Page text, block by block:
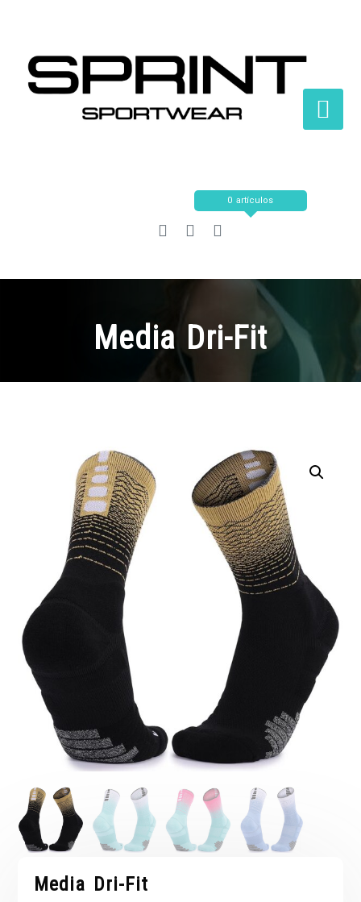
0 artículos
Media Dri-Fit
Media Dri-Fit